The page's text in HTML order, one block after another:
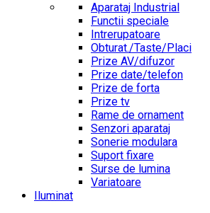
Aparataj Industrial
Functii speciale
Intrerupatoare
Obturat./Taste/Placi
Prize AV/difuzor
Prize date/telefon
Prize de forta
Prize tv
Rame de ornament
Senzori aparataj
Sonerie modulara
Suport fixare
Surse de lumina
Variatoare
Iluminat